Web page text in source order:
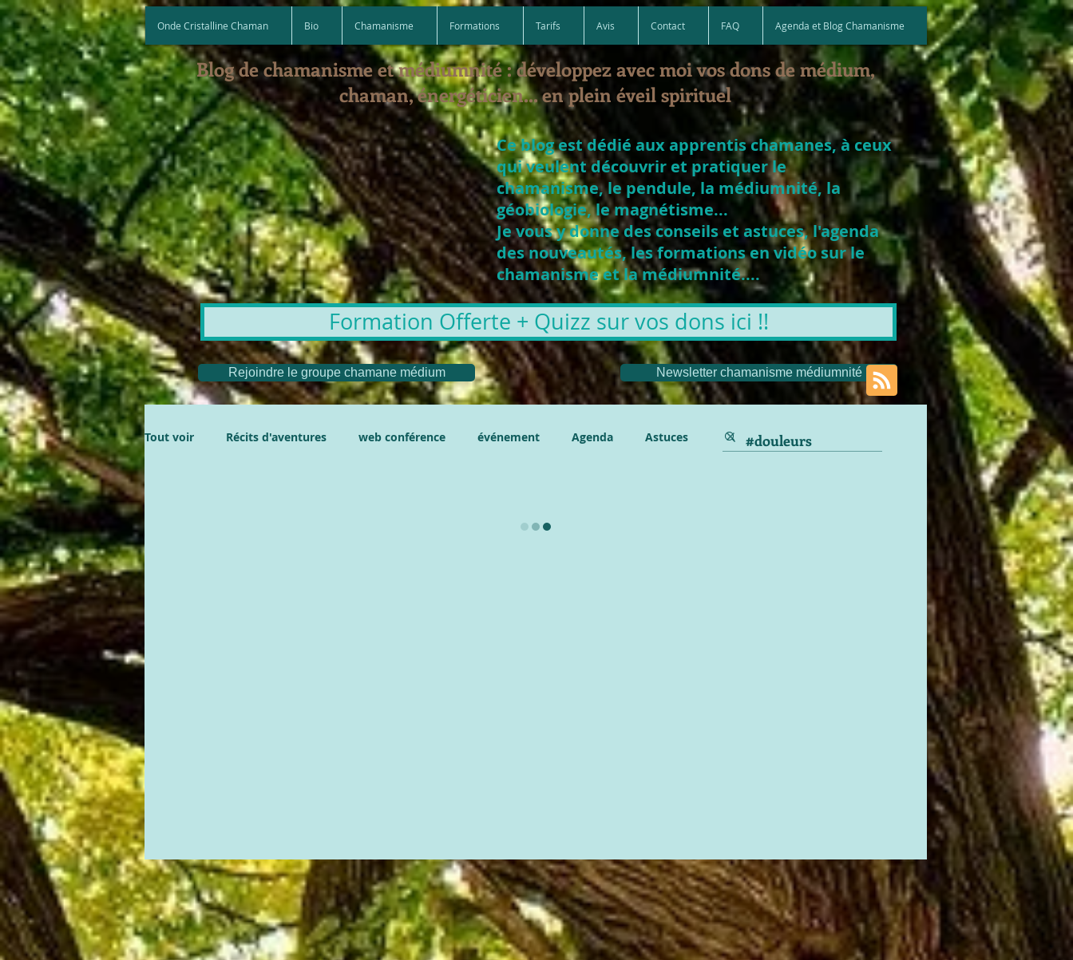
Blog de chamanisme et médiumnité : développez avec moi vos dons de médium,
chaman, énergéticien... en plein éveil spirituel
Ce blog est dédié aux apprentis chamanes, à ceux
qui veulent découvrir et pratiquer le
chamanisme, le pendule, la médiumnité, la
géobiologie, le magnétisme...
Je vous y donne des conseils et astuces, l'agenda
des nouveautés, les formations en vidéo sur le
chamanisme et la médiumnité....
Formation Offerte + Quizz sur vos dons ici !!
Rejoindre le groupe chamane médium Newsletter chamanisme médiumnité
Tout voir Récits d'aventures web conférence événement Agenda Astuces
Onde Cristalline Chaman Bio Chamanisme Formations Tarifs Avis Contact FAQ Agenda et Blog Chamanisme